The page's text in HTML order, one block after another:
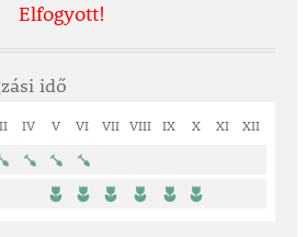
Elfogyott!
idő
IV V VI VII VIII IX X XI XII